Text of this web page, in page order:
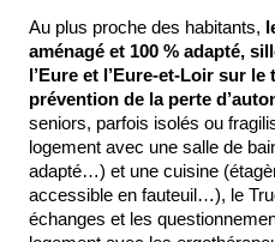
Au plus proche des habitants,
aménagé et 100 % adapté,
l’Eure et l’Eure-et-Loir sur
prévention de la perte
seniors, parfois isolés ou
logement avec une salle de
adapté…) et une cuisine
accessible en fauteuil…), le
échanges et les